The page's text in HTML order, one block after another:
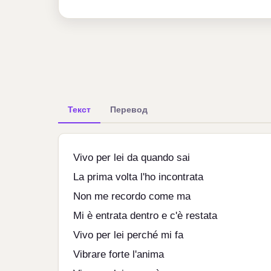
Текст Перевод
Vivo per lei da quando sai
La prima volta l'ho incontrata
Non me recordo come ma
Mi è entrata dentro e c'è restata
Vivo per lei perché mi fa
Vibrare forte l'anima